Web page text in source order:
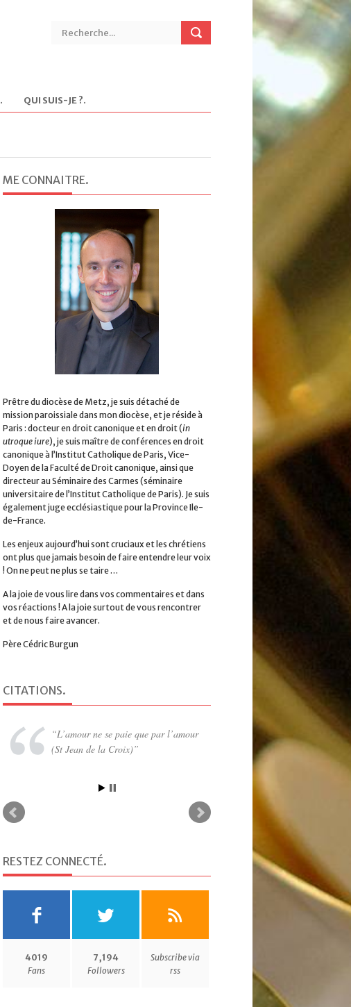
. QUI SUIS-JE ?.
ME CONNAITRE.
Prêtre du diocèse de Metz, je suis détaché de
mission paroissiale dans mon diocèse, et je réside à
Paris : docteur en droit canonique et en droit (in
utroque iure), je suis maître de conférences en droit
canonique à l’Institut Catholique de Paris, Vice-
Doyen de la Faculté de Droit canonique, ainsi que
directeur au Séminaire des Carmes (séminaire
universitaire de l’Institut Catholique de Paris). Je suis
également juge ecclésiastique pour la Province Ile-
de-France.
Les enjeux aujourd’hui sont cruciaux et les chrétiens
ont plus que jamais besoin de faire entendre leur voix
! On ne peut ne plus se taire …
A la joie de vous lire dans vos commentaires et dans
vos réactions ! A la joie surtout de vous rencontrer
et de nous faire avancer.
Père Cédric Burgun
CITATIONS.
Il te faudra beaucoup d’amour pour
te faire pardonner le pain que tu leur
RESTEZ CONNECTÉ.
4019
7,194
Subscribe via